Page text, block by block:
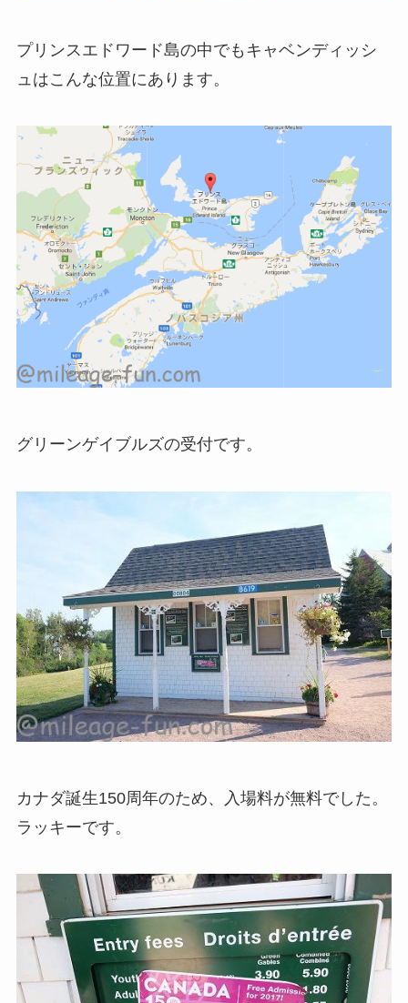
プリンスエドワード島の中でもキャベンディッシ
ュはこんな位置にあります。
グリーンゲイブルズの受付です。
カナダ誕生150周年のため、入場料が無料でした。
ラッキーです。